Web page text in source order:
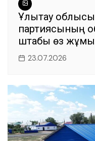
Ұлытау
партиясының
штабы өз
23.07.2026